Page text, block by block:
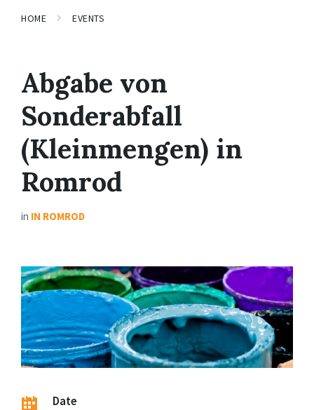
HOME EVENTS
Abgabe von
Sonderabfall
(Kleinmengen) in
Romrod
in IN ROMROD
Date